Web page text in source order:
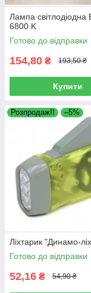
Лампа світлодіодна
6800 K
Готово до відправки
154,80 ₴ 193,50 ₴
Купити
Розпродаж!! –5%
Ліхтарик "Динамо-
Готово до відправки
52,16 ₴ 54,90 ₴